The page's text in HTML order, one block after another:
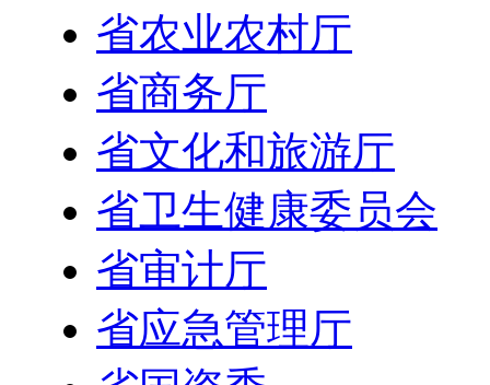
省农业农村厅
省商务厅
省文化和旅游厅
省卫生健康委员会
省审计厅
省应急管理厅